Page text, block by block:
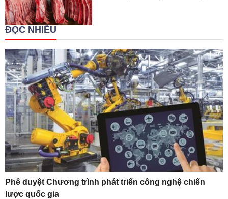
ĐỌC NHIỀU
Phê duyệt Chương trình phát triển công nghệ chiến
lược quốc gia